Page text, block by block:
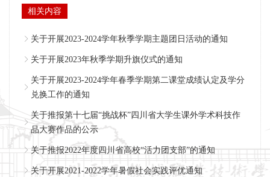
相关内容
关于开展2023-2024学年秋季学期主题团日活动的通知
关于开展2023年秋季学期升旗仪式的通知
关于开展2023-2024学年春季学期第二课堂成绩认定及学分
兑换工作的通知
关于推报第十七届“挑战杯”四川省大学生课外学术科技作
品大赛作品的公示
关于推报2022年度四川省高校“活力团支部”的通知
关于开展2021-2022学年暑假社会实践评优通知